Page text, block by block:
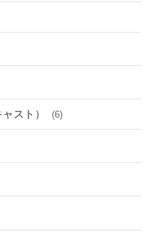
スト） (6)